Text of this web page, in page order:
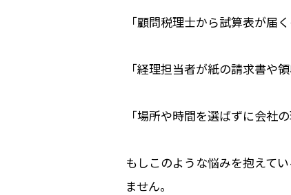
「顧問税理士から試算表が届
「経理担当者が紙の請求書や
「場所や時間を選ばずに会社
もしこのような悩みを抱えて
ません。